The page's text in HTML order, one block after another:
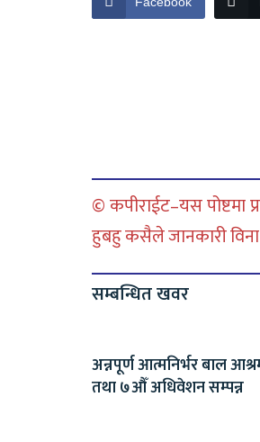
© कपीराईट–यस पोष्टमा
हुबहु कसैले जानकारी विना
सम्बन्धित खवर
अन्नपूर्ण आत्मनिर्भर बाल
तथा ७औँ अधिवेशन सम्पन्न